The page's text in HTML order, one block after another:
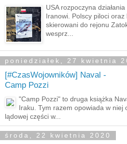
USA rozpoczyna
Iranowi. Polscy piloci
skierowani do rejonu
wesprz...
poniedziałek, 27 kwietnia
[#CzasWojowników] Naval -
Camp Pozzi
"Camp Pozzi" to druga książka
Iraku. Tym razem opowiada w niej
lądowej części w...
środa, 22 kwietnia 2020